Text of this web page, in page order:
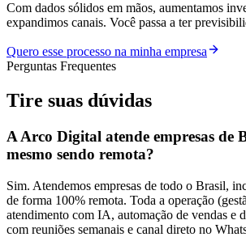
Com dados sólidos em mãos, aumentamos
expandimos canais. Você passa a ter
Quero esse processo na minha empresa
Perguntas Frequentes
Tire suas dúvidas
A Arco Digital atende empresas de
mesmo sendo remota?
Sim. Atendemos empresas de todo o Brasil,
de forma 100% remota. Toda a operação
atendimento com IA, automação de vendas e
com reuniões semanais e canal direto no